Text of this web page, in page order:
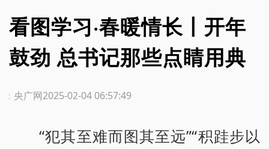
看图学习·春暖情长丨开年
鼓劲 总书记那些点睛用典
2025-02-04 06:57:49
：央广网
“犯其至难而图其至远”“积跬步以